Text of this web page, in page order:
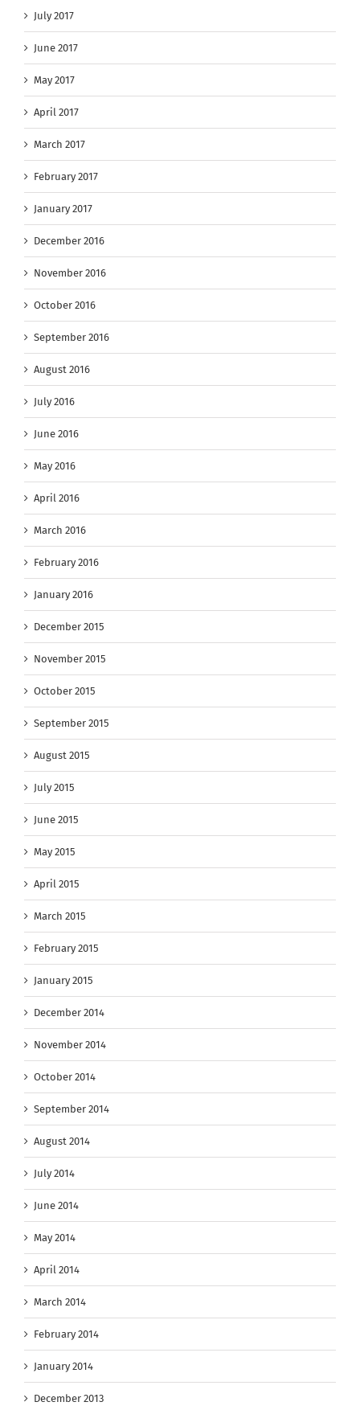
July 2017
June 2017
May 2017
April 2017
March 2017
February 2017
January 2017
December 2016
November 2016
October 2016
September 2016
August 2016
July 2016
June 2016
May 2016
April 2016
March 2016
February 2016
January 2016
December 2015
November 2015
October 2015
September 2015
August 2015
July 2015
June 2015
May 2015
April 2015
March 2015
February 2015
January 2015
December 2014
November 2014
October 2014
September 2014
August 2014
July 2014
June 2014
May 2014
April 2014
March 2014
February 2014
January 2014
December 2013